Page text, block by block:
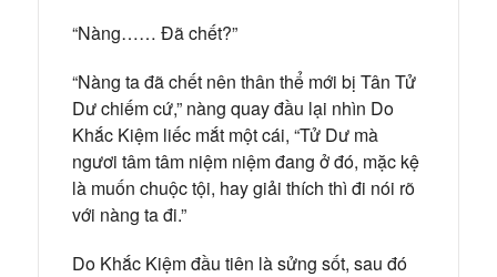
“Nàng…… Đã chết?”
“Nàng ta đã chết nên thân thể mới bị Tân Tử
Dư chiếm cứ,” nàng quay đầu lại nhìn Do
Khắc Kiệm liếc mắt một cái, “Tử Dư mà
ngươi tâm tâm niệm niệm đang ở đó, mặc kệ
là muốn chuộc tội, hay giải thích thì đi nói rõ
với nàng ta đi.”
Do Khắc Kiệm đầu tiên là sửng sốt, sau đó